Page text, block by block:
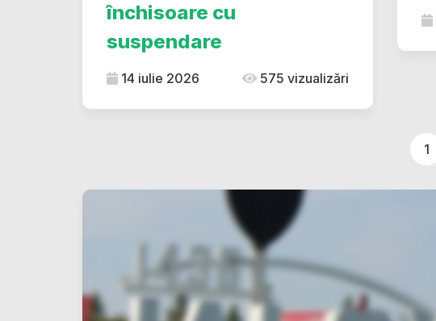
închisoare cu
suspendare
14 iulie 2026 575 vizualizări
1